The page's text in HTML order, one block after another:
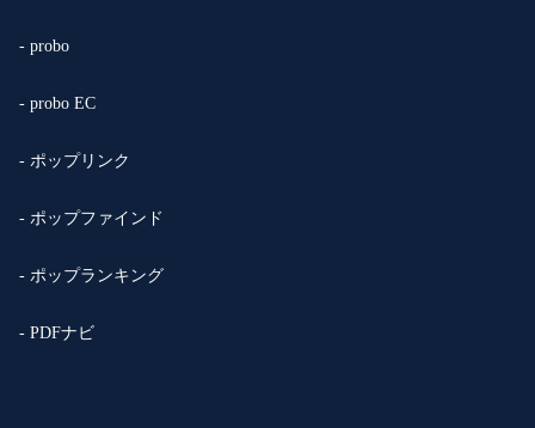
- probo
- probo EC
- ポップリンク
- ポップファインド
- ポップランキング
- PDFナビ